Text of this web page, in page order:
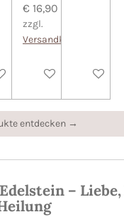
Warenkorb
€ 16,90
zzgl.
Versandkosten
In den Warenkorb
In den
entdecken →
–